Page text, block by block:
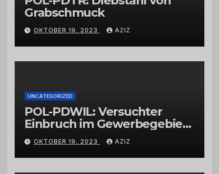
Grabschmuck
OKTOBER 19, 2023 AZIZ
UNCATEGORIZED
POL-PDWIL: Versuchter
Einbruch im Gewerbegebiet
Wittlich
OKTOBER 19, 2023 AZIZ